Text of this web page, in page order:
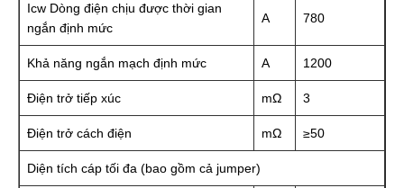
Icw Dòng điện chịu được thời gian
ngắn định mức
A 780
Khả năng ngắn mạch định mức A 1200
Điện trở tiếp xúc mΩ 3
Điện trở cách điện mΩ ≥50
Diện tích cáp tối đa (bao gồm cả jumper)